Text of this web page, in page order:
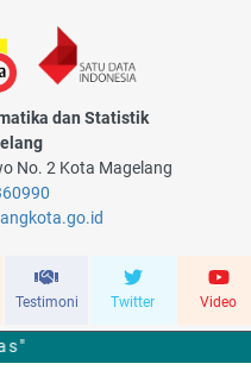
dan Statistik
No. 2 Kota Magelang
Testimoni Twitter Video